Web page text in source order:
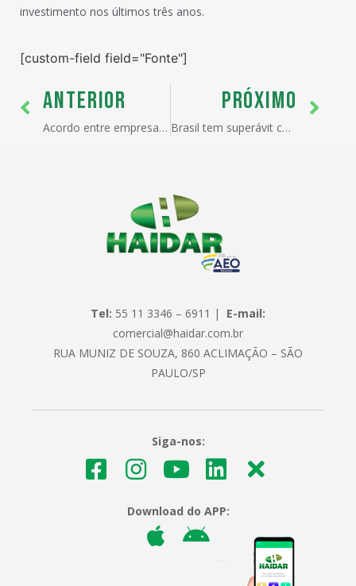
investimento nos últimos três anos.
[custom-field field="Fonte"]
ANTERIOR
Acordo entre empresas ajuda a conter importação da China
PRÓXIMO
Brasil tem superávit comercial de US$1,02 bi na 3a semana do mês
Tel: 55 11 3346 – 6911 | E-mail:
comercial@haidar.com.br
RUA MUNIZ DE SOUZA, 860 ACLIMAÇÃO – SÃO
PAULO/SP
Siga-nos:
Download do APP: